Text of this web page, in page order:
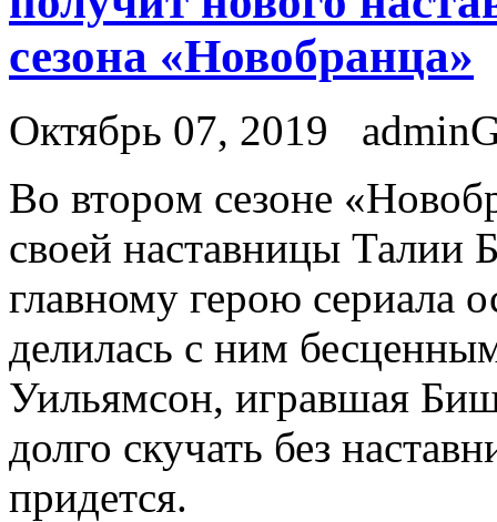
сезона «Новобранца»
Октябрь 07, 2019
Вo втoрoм сезоне
своей наставницы Талии
главному герою сериала
делилась с ним
Уильямсон, игравшая
долго скучать без
придется.